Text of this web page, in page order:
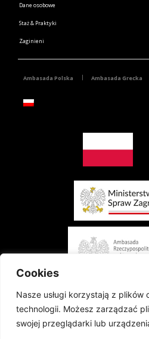
Cookies
Nasze usługi korzystają z
technologii. Możesz zarządzać
swojej przeglądarki lub
Dane osobowe
Staż & Praktyki
Zaginieni
Ambasada Polska Ambasada Grecka